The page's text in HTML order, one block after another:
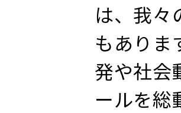
は、我々
もありま
発や社会
ールを総